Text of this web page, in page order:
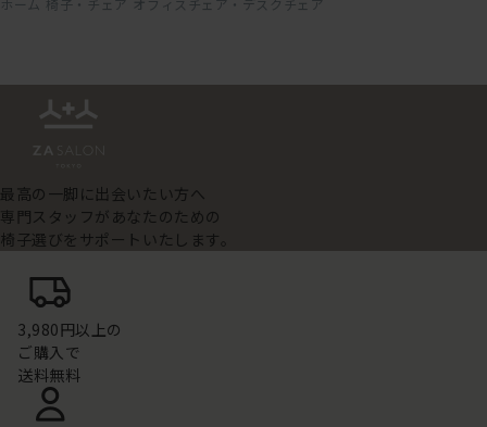
ホーム 椅子・チェア オフィスチェア・デスクチェア
最高の一脚に出会いたい方へ
専門スタッフがあなたのための
椅子選びをサポートいたします。
3,980円以上の
ご購入で
送料無料